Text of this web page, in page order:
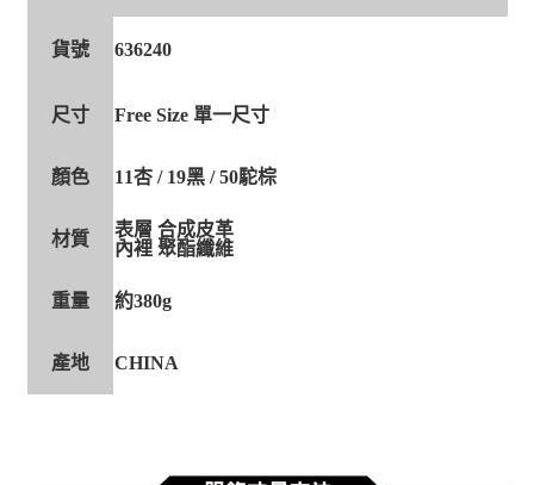
貨號 636240
尺寸 Free Size 單一尺寸
顏色 11杏 / 19黑 / 50駝棕
材質
表層 合成皮革
內裡 聚酯纖維
重量 約380g
產地 CHINA